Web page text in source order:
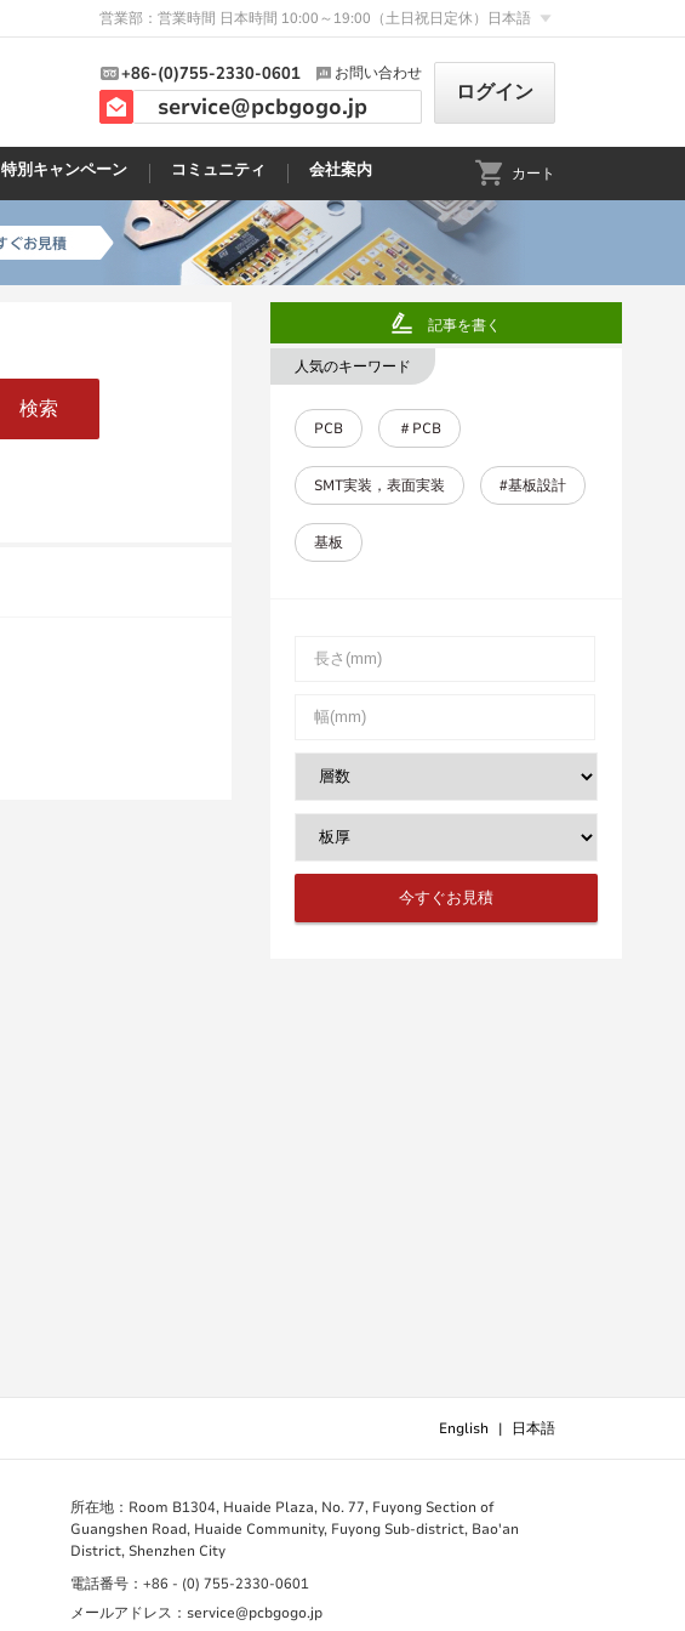
営業部：営業時間 日本時間 10:00～19:00（土日祝日定休） 日本語
+86-(0)755-2330-0601 お問い合わせ
service@pcbgogo.jp ログイン
特別キャンペーン コミュニティ 会社案内 カート
検索
記事を書く
人気のキーワード
PCB ＃PCB
SMT実装，表面実装 #基板設計
基板
English | 日本語
所在地：Room B1304, Huaide Plaza, No. 77, Fuyong Section of
Guangshen Road, Huaide Community, Fuyong Sub-district, Bao'an
District, Shenzhen City
電話番号：+86 - (0) 755-2330-0601
メールアドレス：service@pcbgogo.jp